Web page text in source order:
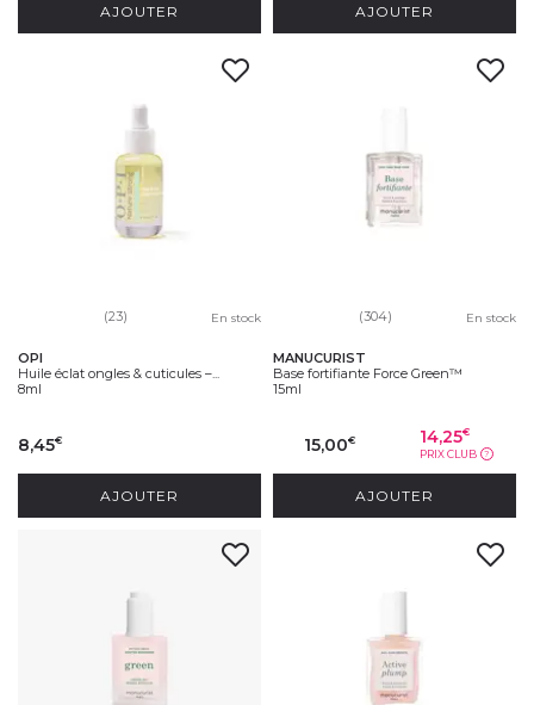
AJOUTER AJOUTER
(23) En stock
OPI
Huile éclat ongles & cuticules –...
8ml
8,45€
AJOUTER
(304) En stock
MANUCURIST
Base fortifiante Force Green™
15ml
15,00€ 14,25€
PRIX CLUB ?
AJOUTER